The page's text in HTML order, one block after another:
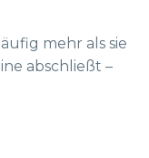
mehr als sie
abschließt –